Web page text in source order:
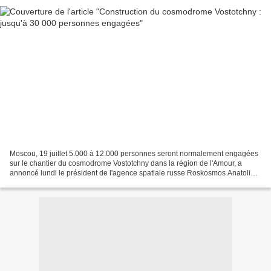
Moscou, 19 juillet 5.000 à 12.000 personnes seront normalement engagées
sur le chantier du cosmodrome Vostotchny dans la région de l'Amour, a
annoncé lundi le président de l'agence spatiale russe Roskosmos Anatoli